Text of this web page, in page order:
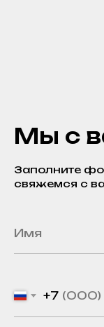
Мы с
Заполните
свяжемся с
+7